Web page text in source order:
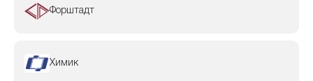
Форштадт
Химик